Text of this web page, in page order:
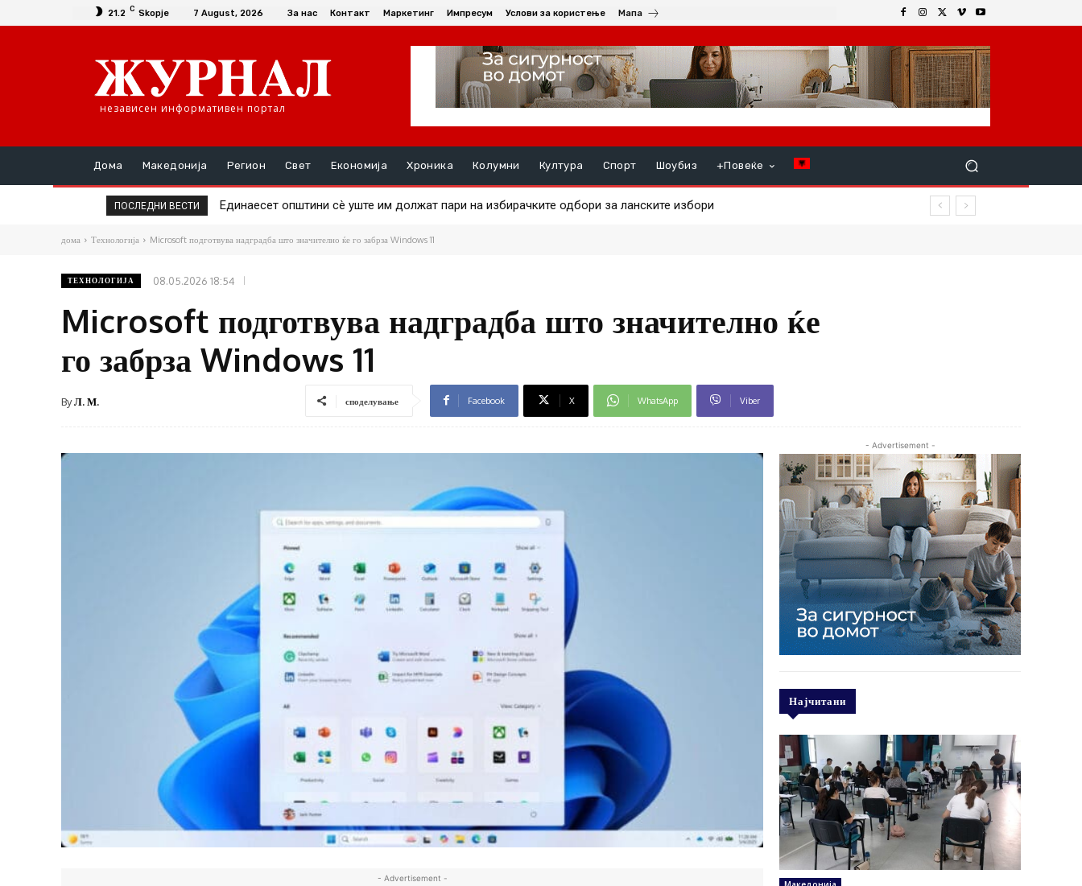
21.2 C Skopje 7 August, 2026 За нас Контакт Маркетинг Импресум Услови за користење Мапа
независен информативен портал
Дома Македонија Регион Свет Економија Хроника Колумни Култура Спорт Шоубиз +Повеќе
ПОСЛЕДНИ ВЕСТИ Единаесет општини сè уште им должат пари на избирачките одбори за ланските избори
Повторно скок на цената на златото
дома Технологија Microsoft подготвува надградба што значително ќе го забрза Windows 11
ТЕХНОЛОГИЈА 08.05.2026 18:54
Microsoft подготвува надградба што значително ќе
го забрза Windows 11
ByЛ. М. споделување Facebook X WhatsApp Viber
- Advertisement -
- Advertisement -
Најчитани